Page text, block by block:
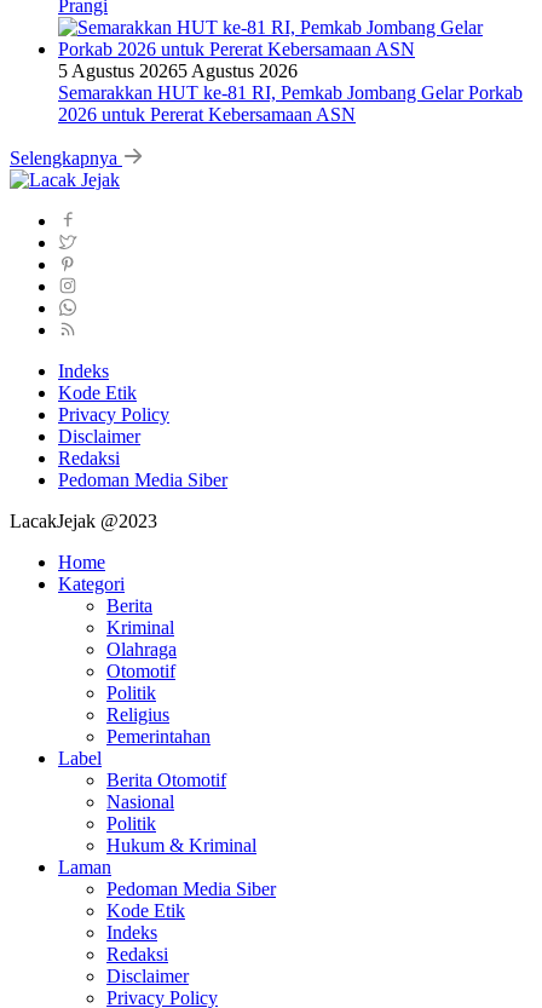
Prangi
5 Agustus 20265 Agustus 2026
Semarakkan HUT ke-81 RI, Pemkab Jombang Gelar Porkab
2026 untuk Pererat Kebersamaan ASN
Selengkapnya
Indeks
Kode Etik
Privacy Policy
Disclaimer
Redaksi
Pedoman Media Siber
LacakJejak @2023
Home
Kategori
Berita
Kriminal
Olahraga
Otomotif
Politik
Religius
Pemerintahan
Label
Berita Otomotif
Nasional
Politik
Hukum & Kriminal
Laman
Pedoman Media Siber
Kode Etik
Indeks
Redaksi
Disclaimer
Privacy Policy